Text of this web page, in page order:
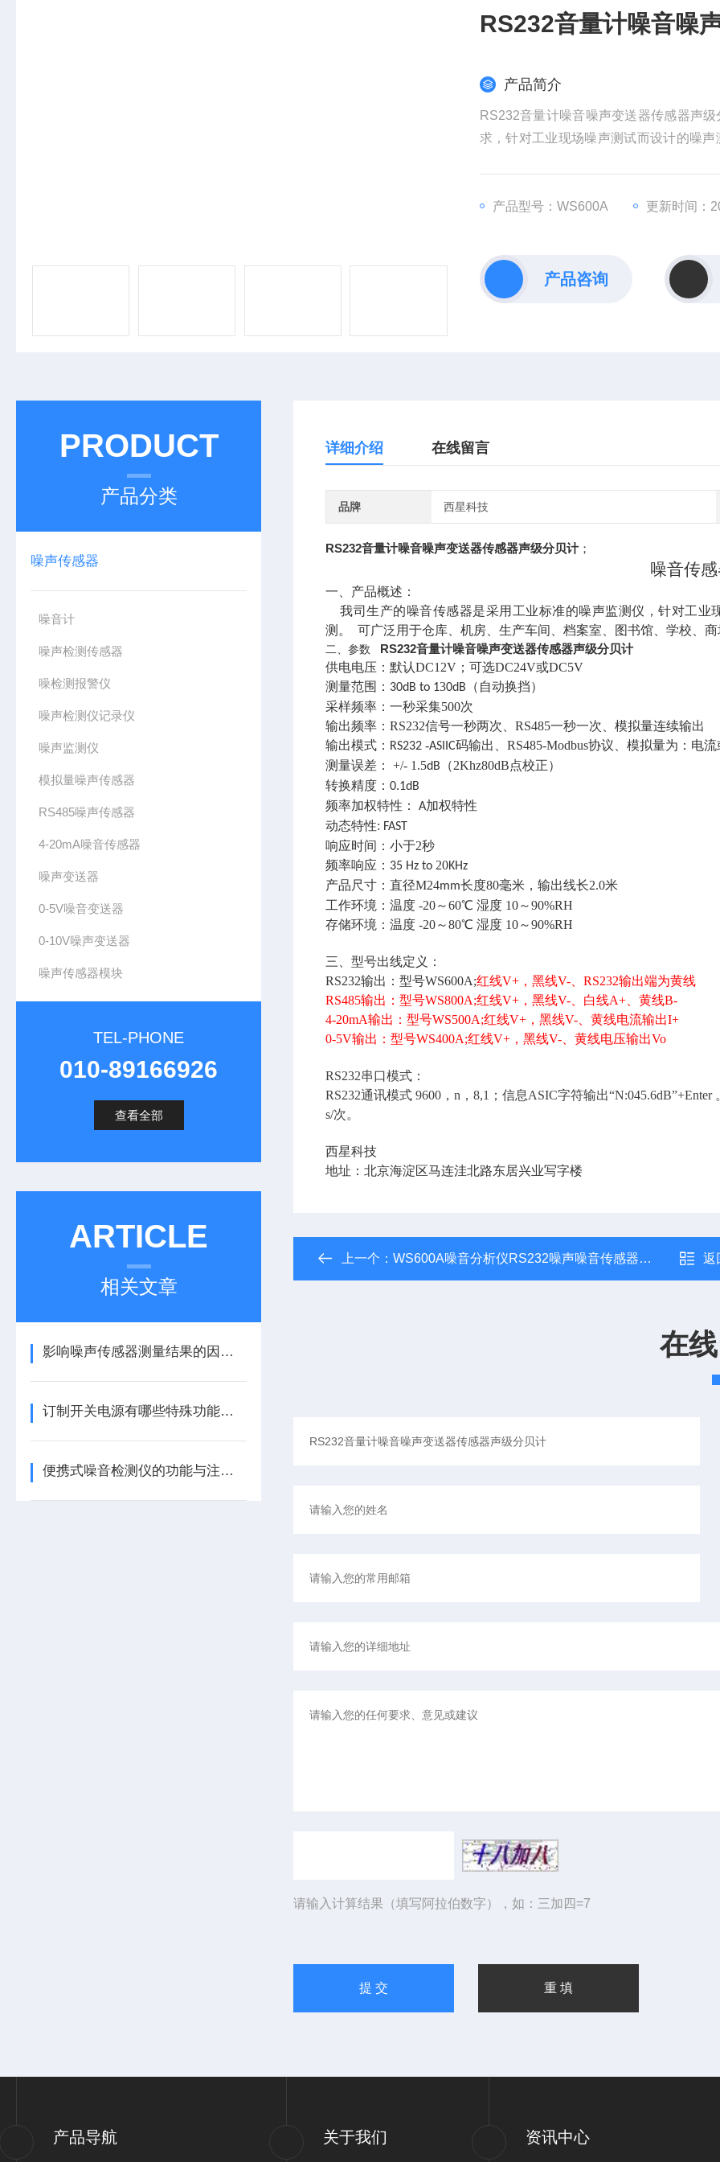
RS232音量计噪音噪
产品简介
RS232音量计噪音噪声变送器传感器声
求，针对工业现场噪声测试而设计的噪
产品型号：WS600A
更新时间：
产品咨询
详细介绍 在线留言
品牌 西星科技
RS232音量计噪音噪声变送器传感器声级分贝计；
噪音传
一、产品概述：
我司生产的噪音传感器是采用 工业标准的噪声监测仪 ，针对工业
测。
可广泛用于仓库、机房、生产车间、档案室、图书馆、学校、
二、参数 RS232音量计噪音噪声变送器传感器声级分贝计
供电电压：默认DC12V；可选DC24V或DC5V
测量范围： 30dB to 130dB （自动换挡）
采样频率：一秒采集500次
输出频率： RS232信号一秒两次、RS485一秒一次、模拟量连续输出
输出模式： RS232 -ASIIC码输出
RS485-Modbus协议、模拟量为：电
测量误差：
+/- 1.5dB （2Khz80dB点校正）
转换精度： 0.1dB
频率加权特性 ： A加权特性
动态特性: FAST
响应时间： 小于2秒
频率响应： 35 Hz to 20KHz
产品尺寸： 直径M24mm长度80毫米，输出线长2.0米
工作环境： 温度 -20～60℃ 湿度 10～90%RH
存储环境： 温度 -20～80℃ 湿度 10～90%RH
三、型号出线定义：
RS232输出：型号WS600A;红线V+ ，黑线V-、 RS232输出端为黄线
RS485输出：型号WS800A;红线V+ ，黑线V-、白线A+、黄线B-
4-20mA输出：型号WS500A;红线V+ ，黑线V-、 黄线电流输出I+
0-5V输出：型号WS400A;红线V+ ，黑线V-、 黄线电压输出Vo
RS232串口模式：
RS232通讯模式 9600，n，8,1；信息ASIC字符输出
s/次。
西星科技
地址：北京海淀区马连洼北路东居兴业写字楼
上一个： WS600A噪音分析仪RS232噪声噪音传感器声级计噪音计 返
在
请输入计算结果（填写阿拉伯数字），如：三加四=7
PRODUCT
产品分类
噪声传感器
噪音计
噪声检测传感器
噪检测报警仪
噪声检测仪记录仪
噪声监测仪
模拟量噪声传感器
RS485噪声传感器
4-20mA噪音传感器
噪声变送器
0-5V噪音变送器
0-10V噪声变送器
噪声传感器模块
TEL-PHONE
010-89166926
查看全部
ARTICLE
相关文章
影响噪声传感器测量结果的因素有哪些
订制开关电源有哪些特殊功能可选？
便携式噪音检测仪的功能与注意事项
产品导航 关于我们 资讯中心